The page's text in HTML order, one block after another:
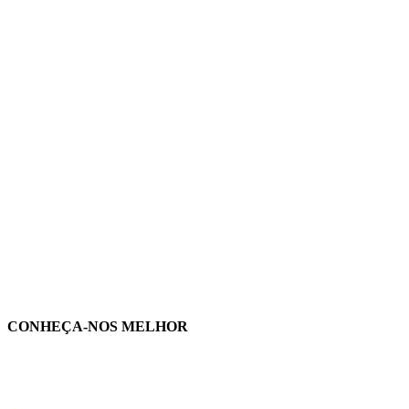
CONHEÇA-NOS MELHOR